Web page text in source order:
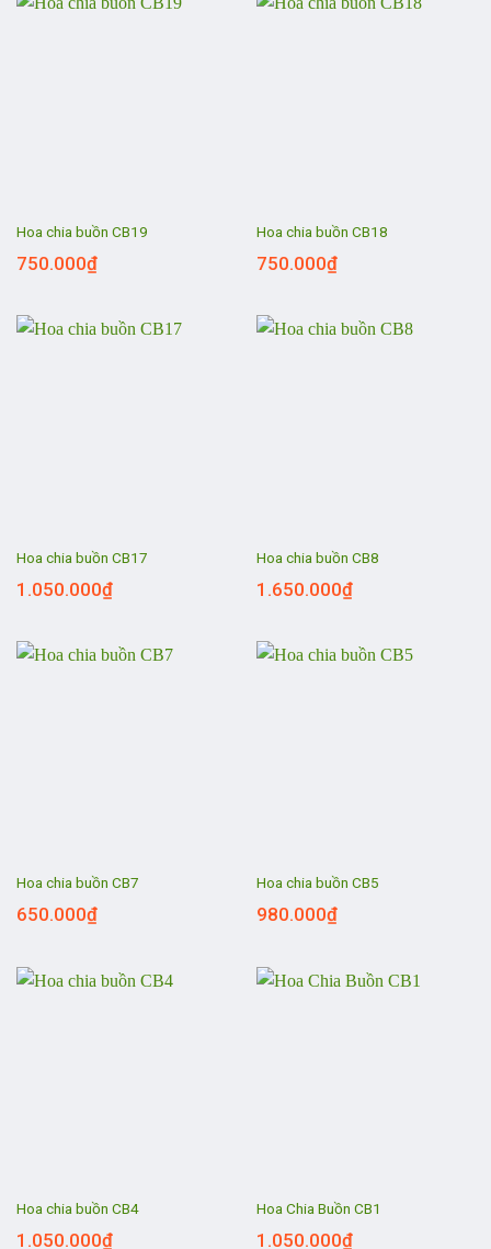
Hoa chia buồn CB19
750.000₫
Hoa chia buồn CB18
750.000₫
Hoa chia buồn CB17
1.050.000₫
Hoa chia buồn CB8
1.650.000₫
Hoa chia buồn CB7
650.000₫
Hoa chia buồn CB5
980.000₫
Hoa chia buồn CB4
1.050.000₫
Hoa Chia Buồn CB1
1.050.000₫